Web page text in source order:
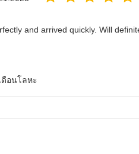
and arrived quickly. Will
ดือนโลหะ